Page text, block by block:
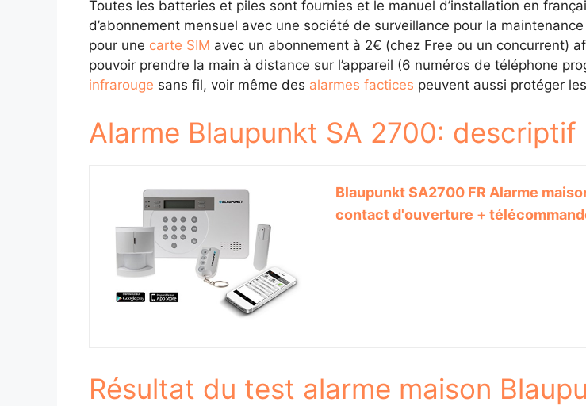
Toutes les batteries et piles sont fournies et le manuel d’installation en
d’abonnement mensuel avec une société de surveillance pour la
pour une carte SIM avec un abonnement à 2€ (chez Free ou un concurrent)
pouvoir prendre la main à distance sur l’appareil (6 numéros de téléphone
infrarouge sans fil, voir même des alarmes factices peuvent aussi protéger
Alarme Blaupunkt SA 2700: descriptif
Blaupunkt SA2700 FR Alarme
contact d'ouverture +
Résultat du test alarme maison